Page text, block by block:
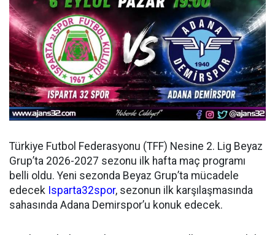
Türkiye Futbol Federasyonu (TFF) Nesine 2. Lig Beyaz
Grup’ta 2026-2027 sezonu ilk hafta maç programı
belli oldu. Yeni sezonda Beyaz Grup’ta mücadele
edecek Isparta32spor, sezonun ilk karşılaşmasında
sahasında Adana Demirspor’u konuk edecek.